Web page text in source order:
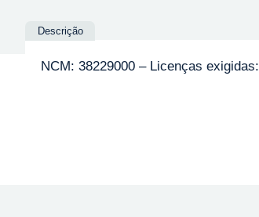
Descrição
NCM: 38229000 – Licenças exigidas: